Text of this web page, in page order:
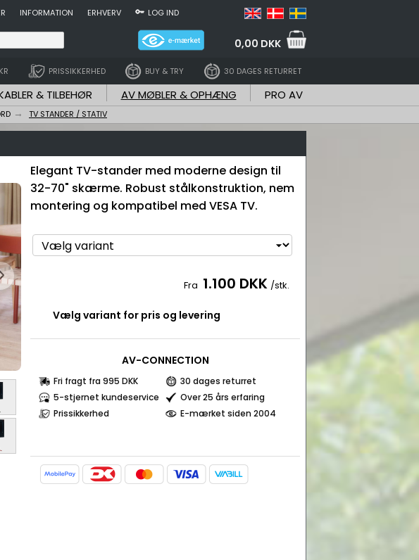
INFORMATION ERHVERV LOG IND
0,00 DKK
PRISSIKKERHED BUY & TRY 30 DAGES RETURRET
& TILBEHØR AV MØBLER & OPHÆNG PRO AV
TV STANDER / STATIV
Elegant TV-stander med moderne design til
32-70" skærme. Robust stålkonstruktion, nem
montering og kompatibel med VESA TV.
Fra 1.100 DKK /stk.
Vælg variant for pris og levering
AV-CONNECTION
Fri fragt fra 995 DKK
30 dages returret
5-stjernet kundeservice
Over 25 års erfaring
Prissikkerhed
E-mærket siden 2004